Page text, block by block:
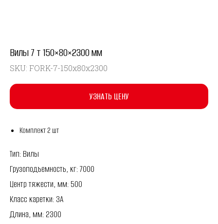
Вилы 7 т 150×80×2300 мм
SKU: FORK-7-150x80x2300
УЗНАТЬ ЦЕНУ
Комплект 2 шт
Тип: Вилы
Грузоподъемность, кг: 7000
Центр тяжести, мм: 500
Класс каретки: 3A
Длина, мм: 2300